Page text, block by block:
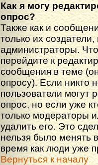
Как я могу
опрос?
Также как и
только их
администраторы.
перейдите к
сообщения в теме
опросу). Если никто
пользователи могут
опрос, но если уже
только модераторы
удалить его. Это
нельзя было менять
время как люди уже
Вернуться к началу